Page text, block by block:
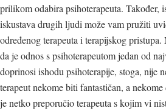
prilikom odabira psihoterapeuta. Također,
iskustava drugih ljudi može vam pružiti
određenog terapeuta i terapijskog
da je odnos s psihoterapeutom jedan od
doprinosi ishodu psihoterapije, stoga, nije
terapeut nekome biti fantastičan, a
je netko preporučio terapeuta s kojim vi